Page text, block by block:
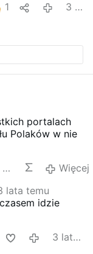
1
3 lata temu
portalach
Polaków w nie
Więcej
lata temu
idzie
3 lata temu